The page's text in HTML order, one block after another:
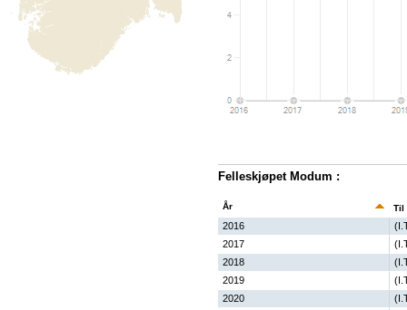
Felleskjøpet Modum :
År
2016
2017
2018
2019
2020